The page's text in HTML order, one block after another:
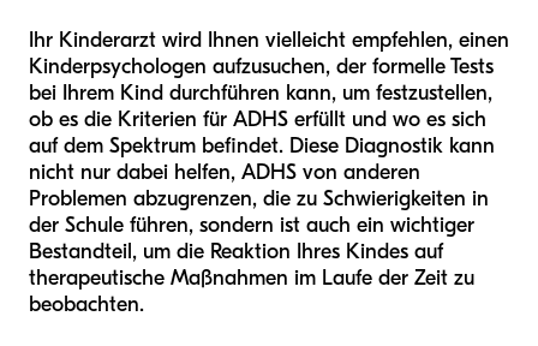
Ihr Kinderarzt wird Ihnen vielleicht empfehlen, einen
Kinderpsychologen aufzusuchen, der formelle Tests
bei Ihrem Kind durchführen kann, um festzustellen,
ob es die Kriterien für ADHS erfüllt und wo es sich
auf dem Spektrum befindet. Diese Diagnostik kann
nicht nur dabei helfen, ADHS von anderen
Problemen abzugrenzen, die zu Schwierigkeiten in
der Schule führen, sondern ist auch ein wichtiger
Bestandteil, um die Reaktion Ihres Kindes auf
therapeutische Maßnahmen im Laufe der Zeit zu
beobachten.